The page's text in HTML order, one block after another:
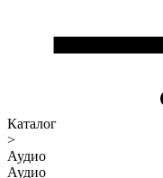
Каталог
>
Аудио
Аудио